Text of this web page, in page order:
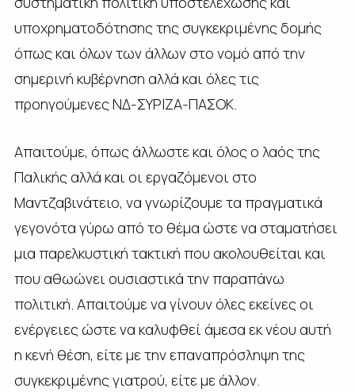
υποχρηματοδότησης της συγκεκριμένης δομής
όπως και όλων των άλλων στο νομό από την
σημερινή κυβέρνηση αλλά και όλες τις
προηγούμενες ΝΔ-ΣΥΡΙΖΑ-ΠΑΣΟΚ.
Απαιτούμε, όπως άλλωστε και όλος ο λαός της
Παλικής αλλά και οι εργαζόμενοι στο
Μαντζαβινάτειο, να γνωρίζουμε τα πραγματικά
γεγονότα γύρω από το θέμα ώστε να σταματήσει
μια παρελκυστική τακτική που ακολουθείται και
που αθωώνει ουσιαστικά την παραπάνω
πολιτική. Απαιτούμε να γίνουν όλες εκείνες οι
ενέργειες ώστε να καλυφθεί άμεσα εκ νέου αυτή
η κενή θέση, είτε με την επαναπρόσληψη της
συγκεκριμένης γιατρού, είτε με άλλον.